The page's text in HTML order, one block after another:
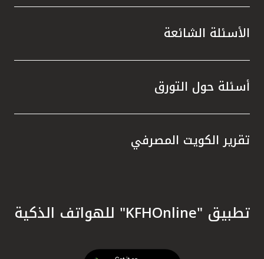
الأسئلة الشائعة
أسئلة حول التورق
تقرير الكويت المصرفي
تطبيق "KFHOnline" للهواتف الذكية